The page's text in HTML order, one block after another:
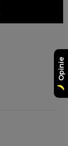
Opinie